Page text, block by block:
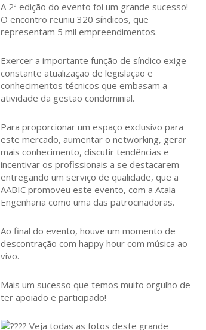
A 2ª edição do evento foi um grande sucesso!
O encontro reuniu 320 síndicos, que
representam 5 mil empreendimentos.
Exercer a importante função de síndico exige
constante atualização de legislação e
conhecimentos técnicos que embasam a
atividade da gestão condominial.
Para proporcionar um espaço exclusivo para
este mercado, aumentar o networking, gerar
mais conhecimento, discutir tendências e
incentivar os profissionais a se destacarem
entregando um serviço de qualidade, que a
AABIC promoveu este evento, com a Atala
Engenharia como uma das patrocinadoras.
Ao final do evento, houve um momento de
descontração com happy hour com música ao
vivo.
Mais um sucesso que temos muito orgulho de
ter apoiado e participado!
Veja todas as fotos deste grande